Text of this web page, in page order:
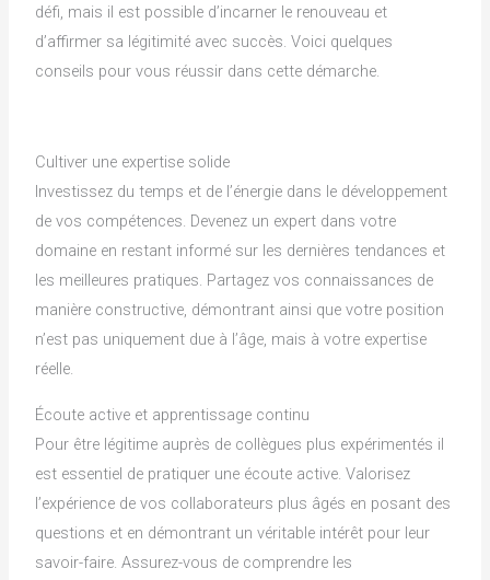
défi, mais il est possible d’incarner le renouveau et
d’affirmer sa légitimité avec succès. Voici quelques
conseils pour vous réussir dans cette démarche.
Cultiver une expertise solide
Investissez du temps et de l’énergie dans le développement
de vos compétences. Devenez un expert dans votre
domaine en restant informé sur les dernières tendances et
les meilleures pratiques. Partagez vos connaissances de
manière constructive, démontrant ainsi que votre position
n’est pas uniquement due à l’âge, mais à votre expertise
réelle.
Écoute active et apprentissage continu
Pour être légitime auprès de collègues plus expérimentés il
est essentiel de pratiquer une écoute active. Valorisez
l’expérience de vos collaborateurs plus âgés en posant des
questions et en démontrant un véritable intérêt pour leur
savoir-faire. Assurez-vous de comprendre les